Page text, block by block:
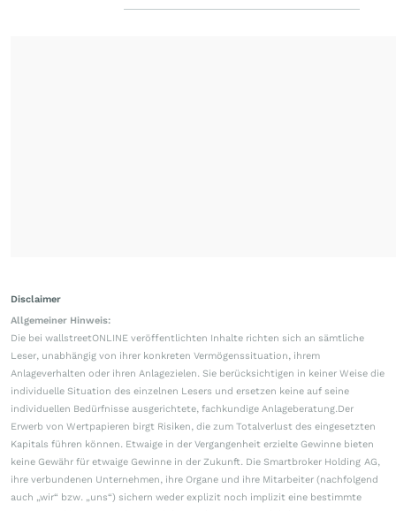
Disclaimer
Allgemeiner Hinweis:
Die bei wallstreetONLINE veröffentlichten Inhalte richten sich an sämtliche
Leser, unabhängig von ihrer konkreten Vermögenssituation, ihrem
Anlageverhalten oder ihren Anlagezielen. Sie berücksichtigen in keiner Weise die
individuelle Situation des einzelnen Lesers und ersetzen keine auf seine
individuellen Bedürfnisse ausgerichtete, fachkundige Anlageberatung.Der
Erwerb von Wertpapieren birgt Risiken, die zum Totalverlust des eingesetzten
Kapitals führen können. Etwaige in der Vergangenheit erzielte Gewinne bieten
keine Gewähr für etwaige Gewinne in der Zukunft. Die Smartbroker Holding AG,
ihre verbundenen Unternehmen, ihre Organe und ihre Mitarbeiter (nachfolgend
auch „wir“ bzw. „uns“) sichern weder explizit noch implizit eine bestimmte